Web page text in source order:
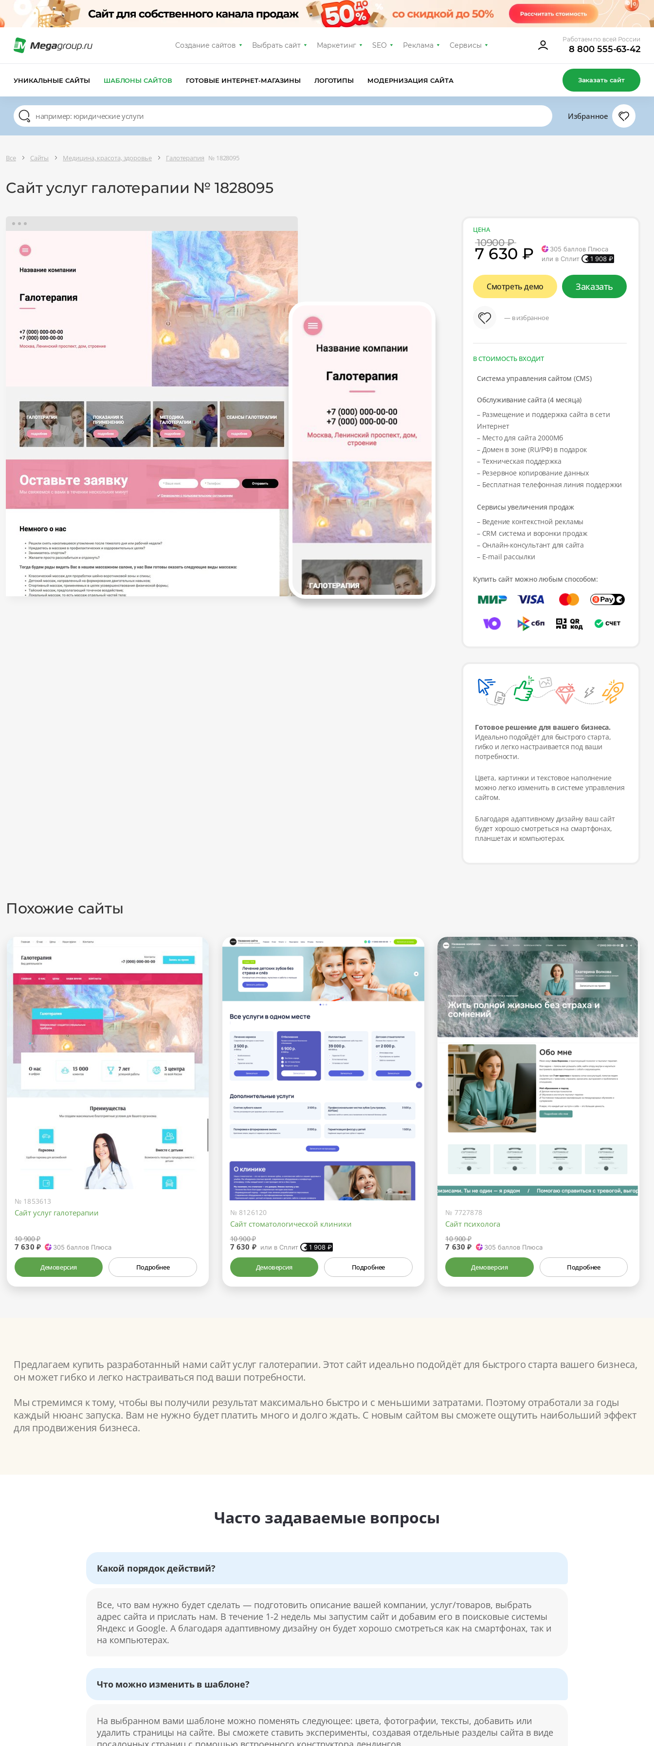
Создание сайтов Выбрать сайт Маркетинг SEO Реклама Сервисы
Работаем по всей России
8 800 555-63-42
УНИКАЛЬНЫЕ САЙТЫ ШАБЛОНЫ САЙТОВ ГОТОВЫЕ ИНТЕРНЕТ-МАГАЗИНЫ ЛОГОТИПЫ МОДЕРНИЗАЦИЯ САЙТА Заказать сайт
Избранное
Все Сайты Медицина, красота, здоровье Галотерапия № 1828095
Сайт услуг галотерапии № 1828095
ЦЕНА
10900 ₽
7 630 ₽ 305 баллов Плюса
или в Сплит
1 908 ₽
Смотреть демо Заказать
— в избранное
В СТОИМОСТЬ ВХОДИТ
Система управления сайтом (CMS)
Обслуживание сайта (4 месяца)
– Размещение и поддержка сайта в сети
Интернет
– Место для сайта 2000Мб
– Домен в зоне (RU/РФ) в подарок
– Техническая поддержка
– Резервное копирование данных
– Бесплатная телефонная линия поддержки
Сервисы увеличения продаж
– Ведение контекстной рекламы
– CRM система и воронки продаж
– Онлайн-консультант для сайта
– E-mail рассылки
Купить сайт можно любым способом:
Готовое решение для вашего бизнеса.
Идеально подойдёт для быстрого старта,
гибко и легко настраивается под ваши
потребности.
Цвета, картинки и текстовое наполнение
можно легко изменить в системе управления
сайтом.
Благодаря адаптивному дизайну ваш сайт
будет хорошо смотреться на смартфонах,
планшетах и компьютерах.
Похожие сайты
№ 1853613
Сайт услуг галотерапии
10 900 ₽
7 630 ₽ 305 баллов Плюса
Демоверсия Подробнее
№ 8126120
Сайт стоматологической клиники
10 900 ₽
7 630 ₽ или в Сплит 1 908₽
Демоверсия Подробнее
№ 7727878
Сайт психолога
10 900 ₽
7 630 ₽ 305 баллов Плюса
Демоверсия Подробнее
Предлагаем купить разработанный нами сайт услуг галотерапии. Этот сайт идеально подойдёт для быстрого старта вашего бизнеса,
он может гибко и легко настраиваться под ваши потребности.
Мы стремимся к тому, чтобы вы получили результат максимально быстро и с меньшими затратами. Поэтому отработали за годы
каждый нюанс запуска. Вам не нужно будет платить много и долго ждать. С новым сайтом вы сможете ощутить наибольший эффект
для продвижения бизнеса.
Часто задаваемые вопросы
Какой порядок действий?
Все, что вам нужно будет сделать — подготовить описание вашей компании, услуг/товаров, выбрать
адрес сайта и прислать нам. В течение 1-2 недель мы запустим сайт и добавим его в поисковые системы
Яндекс и Google. А благодаря адаптивному дизайну он будет хорошо смотреться как на смартфонах, так и
на компьютерах.
Что можно изменить в шаблоне?
На выбранном вами шаблоне можно поменять следующее: цвета, фотографии, тексты, добавить или
удалить страницы на сайте. Вы сможете ставить эксперименты, создавая отдельные разделы сайта в виде